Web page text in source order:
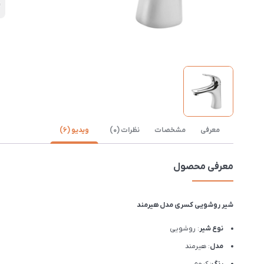
معرفی مشخصات نظرات (0) ویدیو (6)
معرفی محصول
شیر روشویی کسری مدل هیرمند
نوع شیر: روشویی
مدل: هیرمند